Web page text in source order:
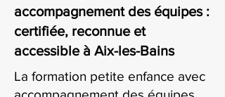
accompagnement des équipes :
certifiée, reconnue et
accessible à Aix-les-Bains
La formation petite enfance avec